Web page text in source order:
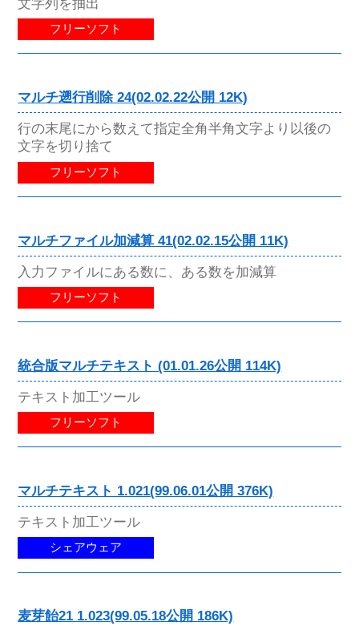
文字列を抽出
フリーソフト
マルチ遡行削除 24(02.02.22公開 12K)
行の末尾にから数えて指定全角半角文字より以後の
文字を切り捨て
フリーソフト
マルチファイル加減算 41(02.02.15公開 11K)
入力ファイルにある数に、ある数を加減算
フリーソフト
統合版マルチテキスト (01.01.26公開 114K)
テキスト加工ツール
フリーソフト
マルチテキスト 1.021(99.06.01公開 376K)
テキスト加工ツール
シェアウェア
麦芽飴21 1.023(99.05.18公開 186K)